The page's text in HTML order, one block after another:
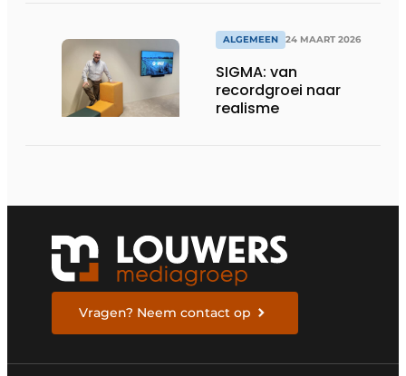
ALGEMEEN 24 MAART 2026
SIGMA: van
recordgroei naar
realisme
Vragen? Neem contact op